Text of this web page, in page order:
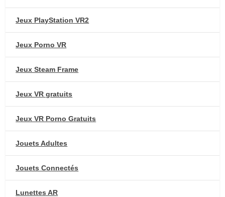
Jeux PlayStation VR2
Jeux Porno VR
Jeux Steam Frame
Jeux VR gratuits
Jeux VR Porno Gratuits
Jouets Adultes
Jouets Connectés
Lunettes AR